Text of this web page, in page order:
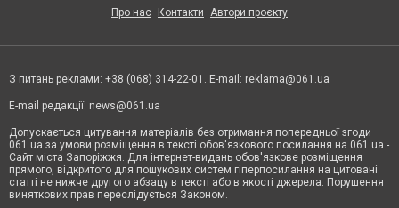
Про нас Контакти Автори проєкту
З питань реклами: +38 (068) 314-22-01. E-mail: reklama@061.ua
E-mail редакції: news@061.ua
Допускається цитування матеріалів без отримання попередньої згоди
061.ua за умови розміщення в тексті обов'язкового посилання на 061.ua -
Сайт міста Запоріжжя. Для інтернет-видань обов'язкове розміщення
прямого, відкритого для пошукових систем гіперпосилання на цитовані
статті не нижче другого абзацу в тексті або в якості джерела. Порушення
виняткових прав переслідується Законом.